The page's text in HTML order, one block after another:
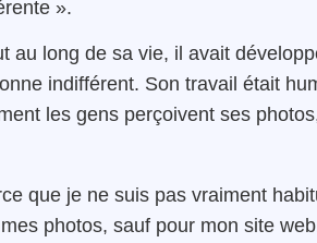
».
au long de sa vie, il avait
indifférent. Son travail était
les gens perçoivent ses
que je ne suis pas vraiment
photos, sauf pour mon site